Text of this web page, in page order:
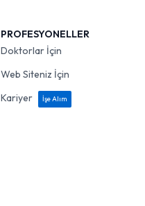
PROFESYONELLER
Doktorlar İçin
Web Siteniz İçin
Kariyer
İşe Alım